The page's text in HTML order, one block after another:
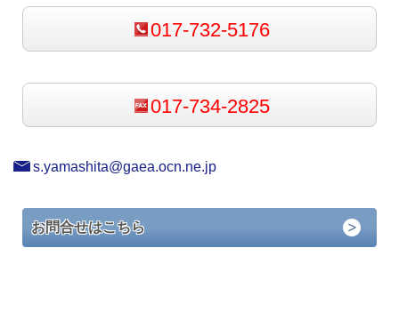
017-732-5176
017-734-2825
s.yamashita@gaea.ocn.ne.jp
お問合せはこちら